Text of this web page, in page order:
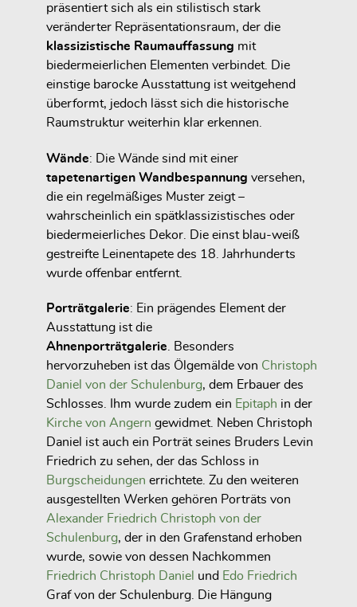
präsentiert sich als ein stilistisch stark
veränderter Repräsentationsraum, der die
klassizistische Raumauffassung mit
biedermeierlichen Elementen verbindet. Die
einstige barocke Ausstattung ist weitgehend
überformt, jedoch lässt sich die historische
Raumstruktur weiterhin klar erkennen.
Wände: Die Wände sind mit einer
tapetenartigen Wandbespannung versehen,
die ein regelmäßiges Muster zeigt –
wahrscheinlich ein spätklassizistisches oder
biedermeierliches Dekor. Die einst blau-weiß
gestreifte Leinentapete des 18. Jahrhunderts
wurde offenbar entfernt.
Porträtgalerie: Ein prägendes Element der
Ausstattung ist die
Ahnenporträtgalerie. Besonders
hervorzuheben ist das Ölgemälde von Christoph
Daniel von der Schulenburg, dem Erbauer des
Schlosses. Ihm wurde zudem ein Epitaph in der
Kirche von Angern gewidmet. Neben Christoph
Daniel ist auch ein Porträt seines Bruders Levin
Friedrich zu sehen, der das Schloss in
Burgscheidungen errichtete. Zu den weiteren
ausgestellten Werken gehören Porträts von
Alexander Friedrich Christoph von der
Schulenburg, der in den Grafenstand erhoben
wurde, sowie von dessen Nachkommen
Friedrich Christoph Daniel und Edo Friedrich
Graf von der Schulenburg. Die Hängung